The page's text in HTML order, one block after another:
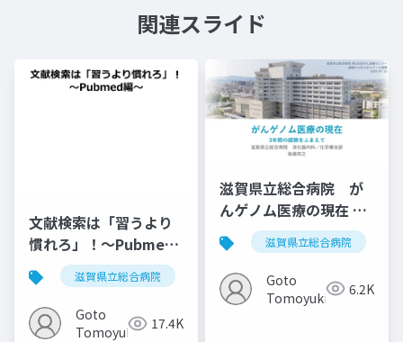
関連スライド
文献検索は「習うより
慣れろ」！〜Pubmed
編〜
滋賀県立総合病院 抄読会 論文
Goto
Tomoyuki
17.4K
滋賀県立総合病院 が
んゲノム医療の現在 3
年間の経験をふまえて
20220721
滋賀県立総合病院
Goto
Tomoyuki
6.2K